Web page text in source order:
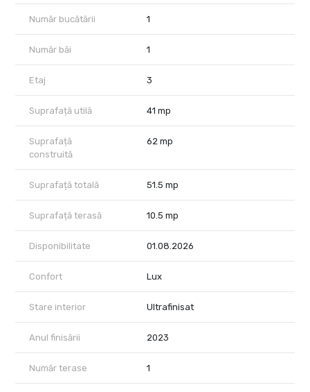
mașină de spălat vase, TV, videointerfon și finisaje de calitate.
În preț este inclus un loc de parcare subteran, un avantaj
important pentru locuirea în zona Floreasca.
One Mircea Eliade oferă rezidenților un stil de viață premium, cu
acces securizat, recepție, spații comerciale, restaurante,
Floreasca City, un reper urban care îmbină locuirea, birourile și
serviciile premium într-un cadru modern și dinamic.
Poziționarea este excelentă, cu acces rapid către Parcul
zona de business Pipera - Aviației, restaurante, cafenele și
mijloace de transport în comun.
Preț: 1.000 euro/lună + TVA, loc de parcare subteran inclus.
Disponibil începând cu 01.08.2026.
Pentru detalii suplimentare și programarea unei vizionări, vă
invităm să ne contactați.
Număr bucătării 1
Număr băi 1
Etaj 3
Suprafață utilă 41 mp
Suprafață
construită
62 mp
Suprafață totală 51.5 mp
Suprafață terasă 10.5 mp
Disponibilitate 01.08.2026
Confort Lux
Stare interior Ultrafinisat
Anul finisării 2023
Număr terase 1